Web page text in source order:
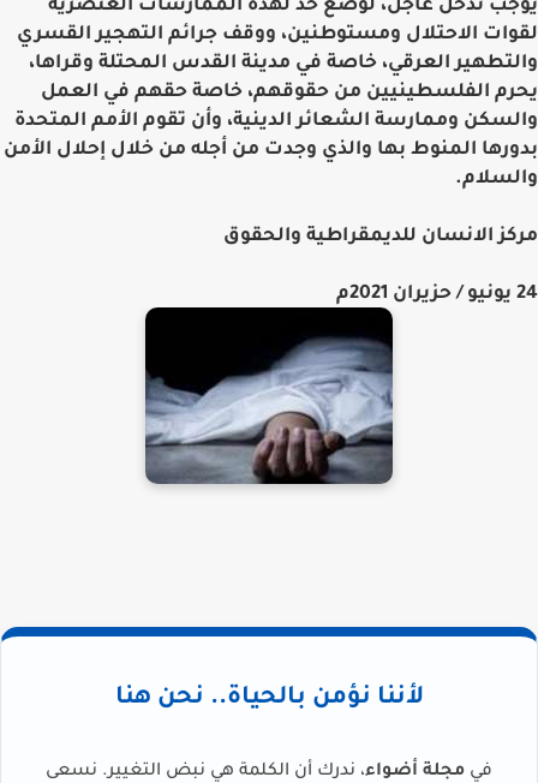
يوجب تدخل عاجل، لوضع حد لهذه الممارسات العنصرية
لقوات الاحتلال ومستوطنين، ووقف جرائم التهجير القسري
والتطهير العرقي، خاصة في مدينة القدس المحتلة وقراها،
يحرم الفلسطينيين من حقوقهم، خاصة حقهم في العمل
والسكن وممارسة الشعائر الدينية، وأن تقوم الأمم المتحدة
بدورها المنوط بها والذي وجدت من أجله من خلال إحلال الأمن
والسلام.
مركز الانسان للديمقراطية والحقوق
24 يونيو / حزيران 2021م
لأننا نؤمن بالحياة.. نحن هنا
في مجلة أضواء، ندرك أن الكلمة هي نبض التغيير. نسعى